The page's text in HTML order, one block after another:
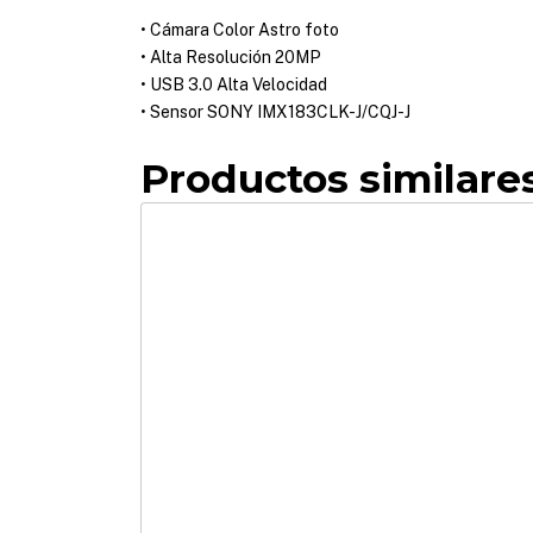
• Cámara Color Astro foto
• Alta Resolución 20MP
• USB 3.0 Alta Velocidad
• Sensor SONY IMX183CLK-J/CQJ-J
Productos